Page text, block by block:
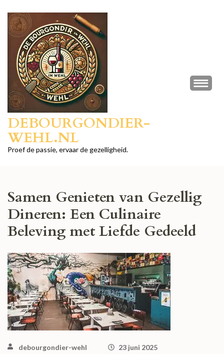
naar
inhoud
Enter)
DEBOURGONDIER-
WEHL.NL
Proef de passie, ervaar de gezelligheid.
Samen Genieten van Gezellig
Dineren: Een Culinaire
Beleving met Liefde Gedeeld
debourgondier-wehl 23 juni 2025